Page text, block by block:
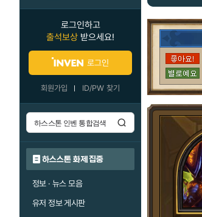
로그인하고
출석보상 받으세요!
로그인
회원가입 ID/PW 찾기
하스스톤 화제 집중
정보 · 뉴스 모음
유저 정보 게시판